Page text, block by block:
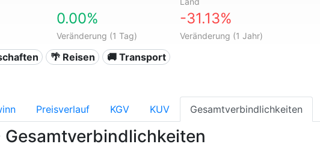
0.00%
Veränderung (1 Tag)
-31.13%
Veränderung (1 Jahr)
🌴 Reisen 🚚 Transport
Preisverlauf KGV KUV Gesamtverbindlichkeiten